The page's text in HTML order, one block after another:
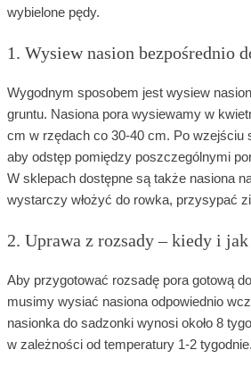
wybielone pędy.
1. Wysiew nasion bezpośrednio
Wygodnym sposobem jest wysiew
gruntu. Nasiona pora wysiewamy w
cm w rzędach co 30-40 cm. Po wzejściu
aby odstęp pomiędzy poszczególnymi
W sklepach dostępne są także nasiona
wystarczy włożyć do rowka, przysypać
2. Uprawa z rozsady – kiedy i
Aby przygotować rozsadę pora gotową
musimy wysiać nasiona odpowiednio
nasionka do sadzonki wynosi około 8
w zależności od temperatury 1-2 tygodnie.